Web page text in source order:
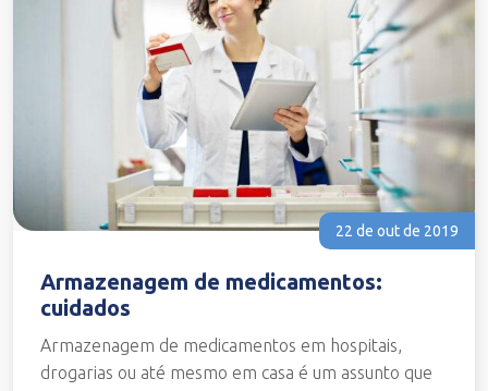
22 de out de 2019
Armazenagem de medicamentos:
cuidados
Armazenagem de medicamentos em hospitais,
drogarias ou até mesmo em casa é um assunto que